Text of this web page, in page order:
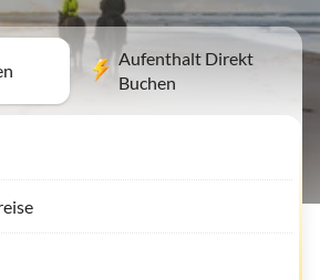
Aufenthalt Direkt
Buchen